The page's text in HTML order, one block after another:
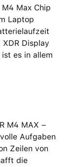
Max Chip
Laptop
Display
es in allem
M4 MAX –
Aufgaben
Zeilen von
die